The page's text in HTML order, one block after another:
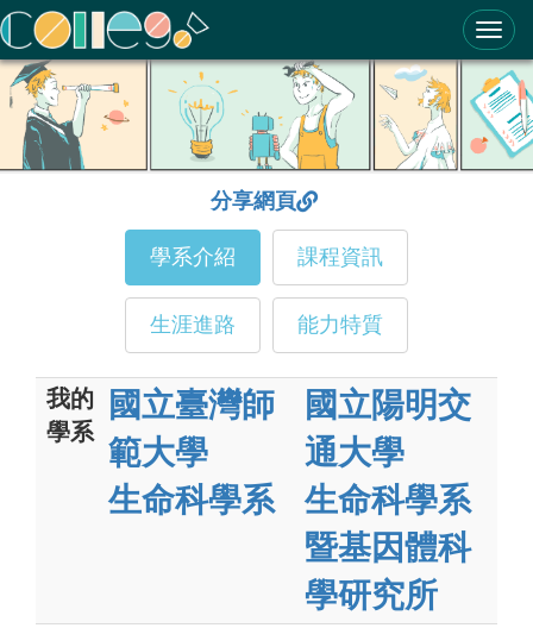
ColleGo! 大學選才與高中育才輔助系統
分享網頁
學系介紹 課程資訊
生涯進路 能力特質
我的
學系
國立臺灣師
範大學
生命科學系
國立陽明交
通大學
生命科學系
暨基因體科
學研究所